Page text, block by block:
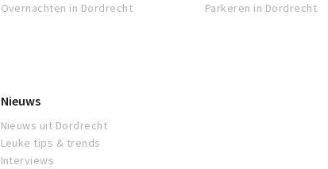
Overnachten in Dordrecht
Parkeren in Dordrecht
Nieuws
Nieuws uit Dordrecht
Leuke tips & trends
Interviews